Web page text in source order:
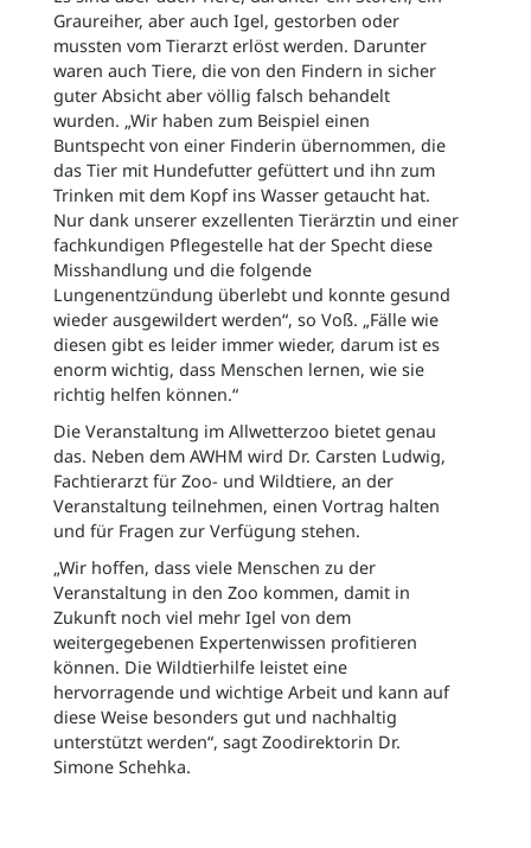
Graureiher, aber auch Igel, gestorben oder
mussten vom Tierarzt erlöst werden. Darunter
waren auch Tiere, die von den Findern in sicher
guter Absicht aber völlig falsch behandelt
wurden. „Wir haben zum Beispiel einen
Buntspecht von einer Finderin übernommen, die
das Tier mit Hundefutter gefüttert und ihn zum
Trinken mit dem Kopf ins Wasser getaucht hat.
Nur dank unserer exzellenten Tierärztin und einer
fachkundigen Pflegestelle hat der Specht diese
Misshandlung und die folgende
Lungenentzündung überlebt und konnte gesund
wieder ausgewildert werden“, so Voß. „Fälle wie
diesen gibt es leider immer wieder, darum ist es
enorm wichtig, dass Menschen lernen, wie sie
richtig helfen können.“
Die Veranstaltung im Allwetterzoo bietet genau
das. Neben dem AWHM wird Dr. Carsten Ludwig,
Fachtierarzt für Zoo- und Wildtiere, an der
Veranstaltung teilnehmen, einen Vortrag halten
und für Fragen zur Verfügung stehen.
„Wir hoffen, dass viele Menschen zu der
Veranstaltung in den Zoo kommen, damit in
Zukunft noch viel mehr Igel von dem
weitergegebenen Expertenwissen profitieren
können. Die Wildtierhilfe leistet eine
hervorragende und wichtige Arbeit und kann auf
diese Weise besonders gut und nachhaltig
unterstützt werden“, sagt Zoodirektorin Dr.
Simone Schehka.